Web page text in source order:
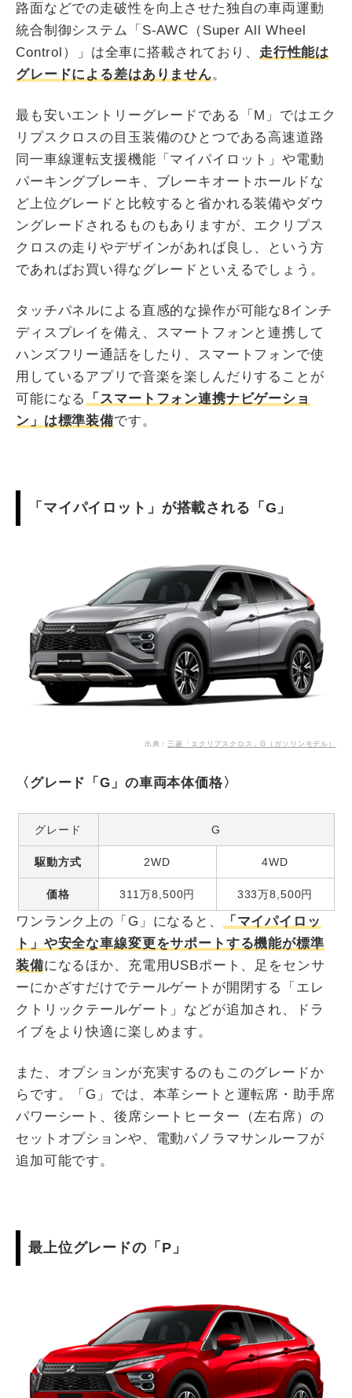
路面などでの走破性を向上させた独自の車両運動
統合制御システム「S-AWC（Super All Wheel
Control）」は全車に搭載されており、 走行性能は
グレードによる差はありません。
最も安いエントリーグレードである「M」ではエク
リプスクロスの目玉装備のひとつである高速道路
同一車線運転支援機能「マイパイロット」や電動
パーキングブレーキ、ブレーキオートホールドな
ど上位グレードと比較すると省かれる装備やダウ
ングレードされるものもありますが、エクリプス
クロスの走りやデザインがあれば良し、という方
であればお買い得なグレードといえるでしょう。
タッチパネルによる直感的な操作が可能な8インチ
ディスプレイを備え、スマートフォンと連携して
ハンズフリー通話をしたり、スマートフォンで使
用しているアプリで音楽を楽しんだりすることが
可能になる
「スマートフォン連携ナビゲーショ
ン」は標準装備です。
「マイパイロット」が搭載される「G」
出典： 三菱「エクリプスクロス」G（ガソリンモデル）
〈グレード「G」の車両本体価格〉
グレード G
駆動方式 2WD 4WD
価格 311万8,500円 333万8,500円
ワンランク上の「G」になると、
「マイパイロッ
ト」や安全な車線変更をサポートする機能が標準
装備になるほか、充電用USBポート、足をセンサ
ーにかざすだけでテールゲートが開閉する「エレ
クトリックテールゲート」などが追加され、ドラ
イブをより快適に楽しめます。
また、オプションが充実するのもこのグレードか
らです。「G」では、本革シートと運転席・助手席
パワーシート、後席シートヒーター（左右席）の
セットオプションや、電動パノラマサンルーフが
追加可能です。
最上位グレードの「P」